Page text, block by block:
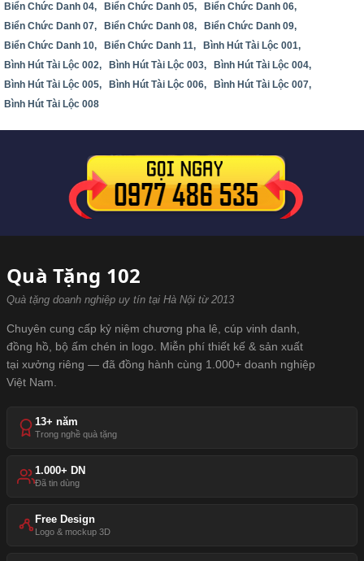
Biển Chức Danh 04,
Biển Chức Danh 05,
Biển Chức Danh 06,
Biển Chức Danh 07,
Biển Chức Danh 08,
Biển Chức Danh 09,
Biển Chức Danh 10,
Biển Chức Danh 11,
Bình Hút Tài Lộc 001,
Bình Hút Tài Lộc 002,
Bình Hút Tài Lộc 003,
Bình Hút Tài Lộc 004,
Bình Hút Tài Lộc 005,
Bình Hút Tài Lộc 006,
Bình Hút Tài Lộc 007,
Bình Hút Tài Lộc 008
Quà Tặng 102
Quà tặng doanh nghiệp uy tín tại Hà Nội từ 2013
Chuyên cung cấp kỷ niệm chương pha lê, cúp vinh danh,
đồng hồ, bộ ấm chén in logo. Miễn phí thiết kế & sản xuất
tại xưởng riêng — đã đồng hành cùng 1.000+ doanh nghiệp
Việt Nam.
13+ năm
Trong nghề quà tặng
1.000+ DN
Đã tin dùng
Free Design
Logo & mockup 3D